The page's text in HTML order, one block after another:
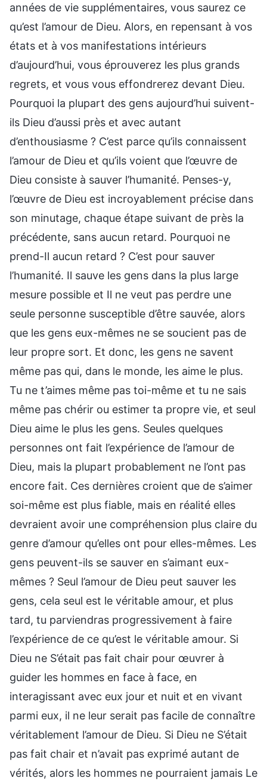
années de vie supplémentaires, vous saurez ce
qu’est l’amour de Dieu. Alors, en repensant à vos
états et à vos manifestations intérieurs
d’aujourd’hui, vous éprouverez les plus grands
regrets, et vous vous effondrerez devant Dieu.
Pourquoi la plupart des gens aujourd’hui suivent-
ils Dieu d’aussi près et avec autant
d’enthousiasme ? C’est parce qu’ils connaissent
l’amour de Dieu et qu’ils voient que l’œuvre de
Dieu consiste à sauver l’humanité. Penses-y,
l’œuvre de Dieu est incroyablement précise dans
son minutage, chaque étape suivant de près la
précédente, sans aucun retard. Pourquoi ne
prend-Il aucun retard ? C’est pour sauver
l’humanité. Il sauve les gens dans la plus large
mesure possible et Il ne veut pas perdre une
seule personne susceptible d’être sauvée, alors
que les gens eux-mêmes ne se soucient pas de
leur propre sort. Et donc, les gens ne savent
même pas qui, dans le monde, les aime le plus.
Tu ne t’aimes même pas toi-même et tu ne sais
même pas chérir ou estimer ta propre vie, et seul
Dieu aime le plus les gens. Seules quelques
personnes ont fait l’expérience de l’amour de
Dieu, mais la plupart probablement ne l’ont pas
encore fait. Ces dernières croient que de s’aimer
soi-même est plus fiable, mais en réalité elles
devraient avoir une compréhension plus claire du
genre d’amour qu’elles ont pour elles-mêmes. Les
gens peuvent-ils se sauver en s’aimant eux-
mêmes ? Seul l’amour de Dieu peut sauver les
gens, cela seul est le véritable amour, et plus
tard, tu parviendras progressivement à faire
l’expérience de ce qu’est le véritable amour. Si
Dieu ne S’était pas fait chair pour œuvrer à
guider les hommes en face à face, en
interagissant avec eux jour et nuit et en vivant
parmi eux, il ne leur serait pas facile de connaître
véritablement l’amour de Dieu. Si Dieu ne S’était
pas fait chair et n’avait pas exprimé autant de
vérités, alors les hommes ne pourraient jamais Le